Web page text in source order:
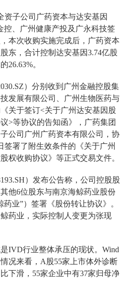
资子公司广药资本与达安基因
控、广州健康产投及广永科技签
本次收购实施完成后，广药资本
东，合计控制达安基因3.74亿股
26.63%。
）分别收到广州金融控股集
发展有限公司、广州生物医药与
关于签订<关于广州达安基因股
>等协议的告知函》，广药集团
公司广州广药资本有限公司，协
签署了附生效条件的《关于广州
权收购协议》等正式交易文件。
）发布公告称，公司控股股
他6位股东与南京海鲸药业股份
业”）签署《股份转让协议》。
药业，实际控制人变更为张现
IVD行业整体承压的现状。Wind
况来看，A股55家上市体外诊断
下滑，55家企业中有37家归母净